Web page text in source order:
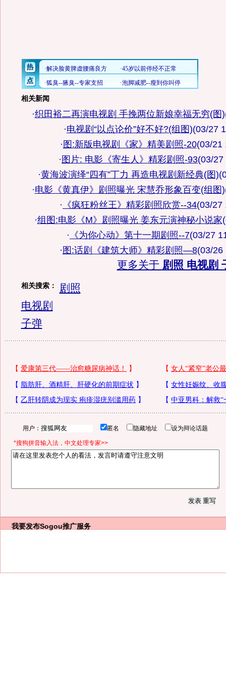
相关新闻
·织田裕二再演电视剧 手挽两位新娘幸福无穷(图)
·电视剧“以点论价”好不好?(组图)(03/27
·图:新版电视剧《家》精美剧照-20(03/21
·图片: 电影《寄生人》精彩剧照-93(03/27
·黄海波演绎“四有”丁力 再造电视剧新经典(图)
·电影《黄真伊》剧照曝光 宋慧乔形象百变(组图)
· 《疯狂粉丝王》精彩剧照欣赏--34(03/27
·组图:电影《M》剧照曝光 姜东元演神秘小说家
· 《为你心动》第十一期剧照--7(03/27
·图:话剧《建筑大师》精彩剧照—8(03/26
更多关于 剧照 电视剧
相关搜索：
剧照
电视剧
子弹
用户： 匿名 隐藏地址 设为辩论话题
*搜狗拼音输入法，中文处理专家>>
我要发布Sogou推广服务